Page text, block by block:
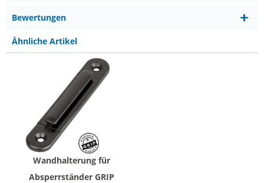
Bewertungen
Ähnliche Artikel
Wandhalterung für
Absperrständer GRIP